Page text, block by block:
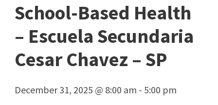
School-Based Health
– Escuela Secundaria
Cesar Chavez – SP
December 31, 2025 @ 8:00 am - 5:00 pm